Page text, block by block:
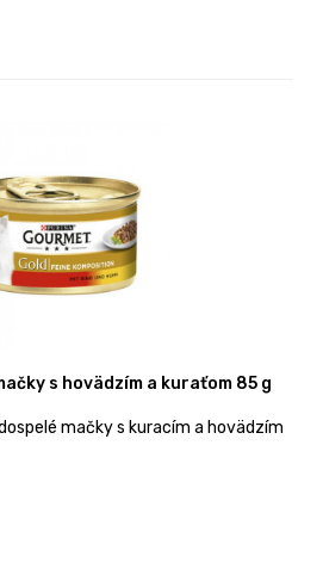
s hovädzím a kuraťom 85 g
mačky s kuracím a hovädzím